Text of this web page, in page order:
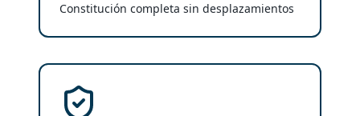
Constitución completa sin desplazamientos